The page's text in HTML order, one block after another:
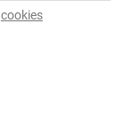
cookies